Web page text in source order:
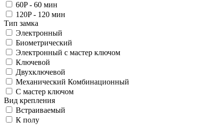
60P - 60 мин
120P - 120 мин
Тип замка
Электронный
Биометрический
Электронный с мастер ключом
Ключевой
Двухключевой
Механический Комбинационный
С мастер ключом
Вид крепления
Встраиваемый
К полу